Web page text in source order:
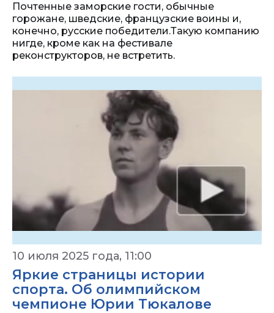
Почтенные заморские гости, обычные
горожане, шведские, французские воины и,
конечно, русские победители.Такую компанию
нигде, кроме как на фестивале
реконструкторов, не встретить.
10 июля 2025 года, 11:00
Яркие страницы истории
спорта. Об олимпийском
чемпионе Юрии Тюкалове